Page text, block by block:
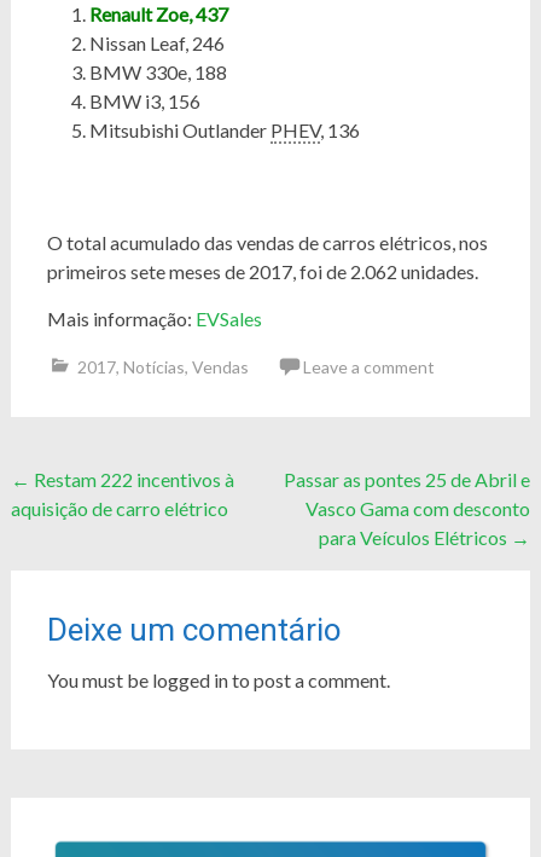
Renault Zoe, 437
Nissan Leaf, 246
BMW 330e, 188
BMW i3, 156
Mitsubishi Outlander PHEV, 136
O total acumulado das vendas de carros elétricos, nos
primeiros sete meses de 2017, foi de 2.062 unidades.
Mais informação: EVSales
2017, Notícias, Vendas Leave a comment
Post
navigation
← Restam 222 incentivos à
aquisição de carro elétrico
Passar as pontes 25 de Abril e
Vasco Gama com desconto
para Veículos Elétricos →
Deixe um comentário
You must be logged in to post a comment.